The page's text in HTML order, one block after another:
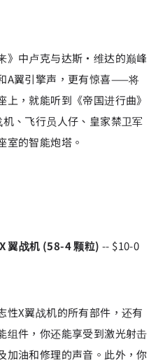
》中卢克与达斯·维达的巅峰
A翼引擎声，更有惊喜——将
，就能听到《帝国进行曲》
、飞行员人仔、皇家禁卫军
室的智能炮塔。
翼战机 (58-4 颗粒) -- $10-0
性X翼战机的所有部件，还有
组件，你还能享受到激光射击
加油和修理的声音。此外，你